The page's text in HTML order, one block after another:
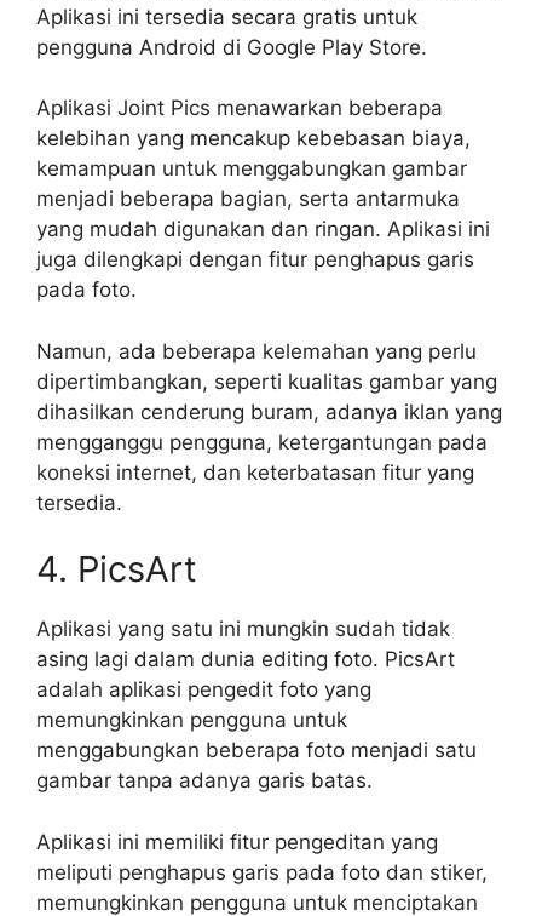
Aplikasi ini tersedia secara gratis untuk
pengguna Android di Google Play Store.
Aplikasi Joint Pics menawarkan beberapa
kelebihan yang mencakup kebebasan biaya,
kemampuan untuk menggabungkan gambar
menjadi beberapa bagian, serta antarmuka
yang mudah digunakan dan ringan. Aplikasi ini
juga dilengkapi dengan fitur penghapus garis
pada foto.
Namun, ada beberapa kelemahan yang perlu
dipertimbangkan, seperti kualitas gambar yang
dihasilkan cenderung buram, adanya iklan yang
mengganggu pengguna, ketergantungan pada
koneksi internet, dan keterbatasan fitur yang
tersedia.
4. PicsArt
Aplikasi yang satu ini mungkin sudah tidak
asing lagi dalam dunia editing foto. PicsArt
adalah aplikasi pengedit foto yang
memungkinkan pengguna untuk
menggabungkan beberapa foto menjadi satu
gambar tanpa adanya garis batas.
Aplikasi ini memiliki fitur pengeditan yang
meliputi penghapus garis pada foto dan stiker,
memungkinkan pengguna untuk menciptakan